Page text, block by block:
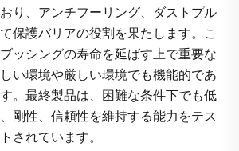
り、アンチフーリング、ダストプル
保護バリアの役割を果たします。こ
ッシングの寿命を延ばす上で重要な
い環境や厳しい環境でも機能的であ
。最終製品は、困難な条件下でも低
剛性、信頼性を維持する能力をテス
されています。